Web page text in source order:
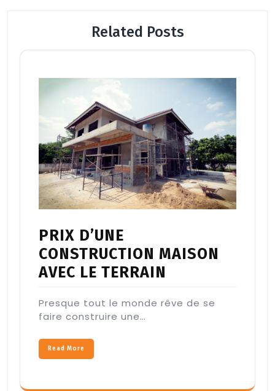
Related Posts
PRIX D’UNE
CONSTRUCTION MAISON
AVEC LE TERRAIN
Presque tout le monde rêve de se
faire construire une…
Read More